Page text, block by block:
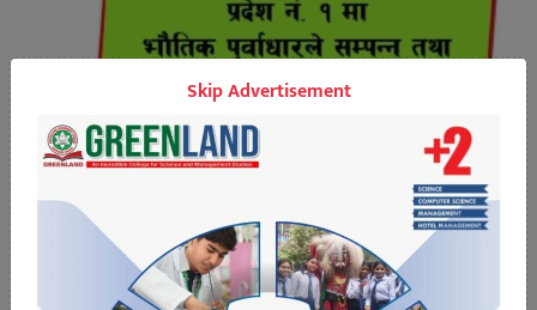
Skip Advertisement